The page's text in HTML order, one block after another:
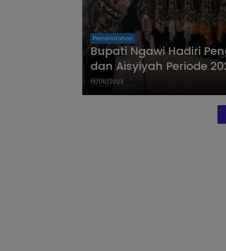
Pemerintahan
Bupati Ngawi Hadiri
dan Aisyiyah Periode
19/06/2023